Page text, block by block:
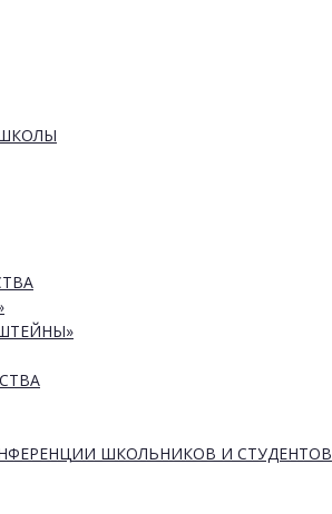
ШКОЛЬНИКОВ И СТУДЕНТОВ